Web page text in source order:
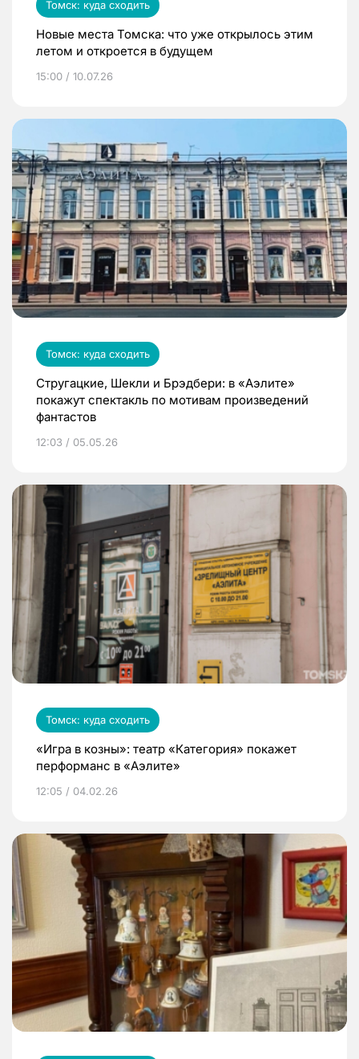
Томск: куда сходить
Новые места Томска: что уже открылось этим
летом и откроется в будущем
15:00 / 10.07.26
Томск: куда сходить
Стругацкие, Шекли и Брэдбери: в «Аэлите»
покажут спектакль по мотивам произведений
фантастов
12:03 / 05.05.26
Томск: куда сходить
«Игра в козны»: театр «Категория» покажет
перформанс в «Аэлите»
12:05 / 04.02.26